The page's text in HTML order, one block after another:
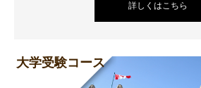
詳しくはこちら
大学受験コース